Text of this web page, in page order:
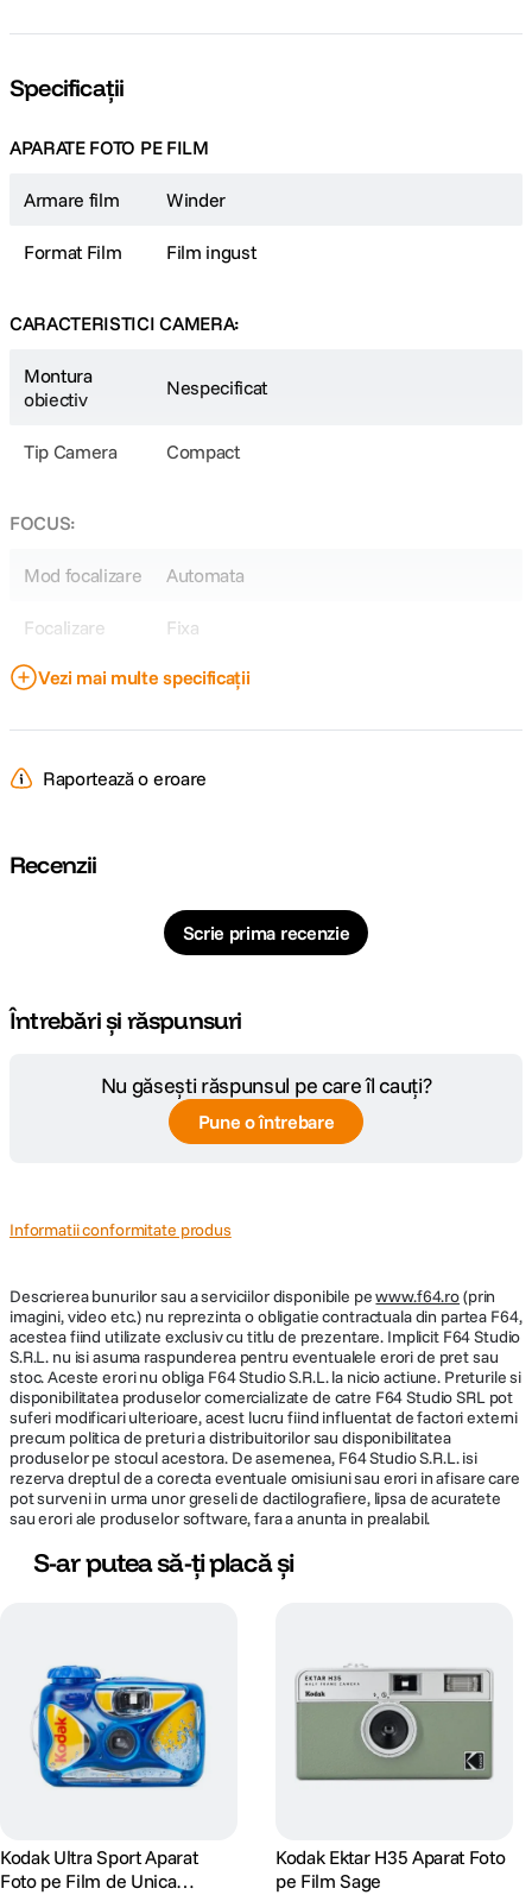
Specificații
APARATE FOTO PE FILM
Armare film Winder
Format Film Film ingust
CARACTERISTICI CAMERA:
Montura
obiectiv
Nespecificat
Tip Camera Compact
FOCUS:
Mod focalizare Automata
Focalizare Fixa
Cod producator
ECRAN / VIEWFINDER:
1 x AA
Vezi mai multe specificații
Raportează o eroare
Recenzii
Scrie prima recenzie
Întrebări și răspunsuri
Nu găsești răspunsul pe care îl cauți?
Pune o întrebare
Informatii conformitate produs
Descrierea bunurilor sau a serviciilor disponibile pewww.f64.ro(prin
imagini, video etc.) nu reprezinta o obligatie contractuala din partea F64,
acestea fiind utilizate exclusiv cu titlu de prezentare. Implicit F64 Studio
S.R.L. nu isi asuma raspunderea pentru eventualele erori de pret sau
stoc. Aceste erori nu obliga F64 Studio S.R.L. la nicio actiune. Preturile si
disponibilitatea produselor comercializate de catre F64 Studio SRL pot
suferi modificari ulterioare, acest lucru fiind influentat de factori externi
precum politica de preturi a distribuitorilor sau disponibilitatea
produselor pe stocul acestora. De asemenea, F64 Studio S.R.L. isi
rezerva dreptul de a corecta eventuale omisiuni sau erori in afisare care
pot surveni in urma unor greseli de dactilografiere, lipsa de acuratete
sau erori ale produselor software, fara a anunta in prealabil.
S-ar putea să-ți placă și
Kodak Ultra Sport Aparat
Foto pe Film de Unica
Kodak Ektar H35 Aparat Foto
pe Film Sage